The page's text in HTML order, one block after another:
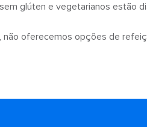
glúten e vegetarianos estão
não oferecemos opções de